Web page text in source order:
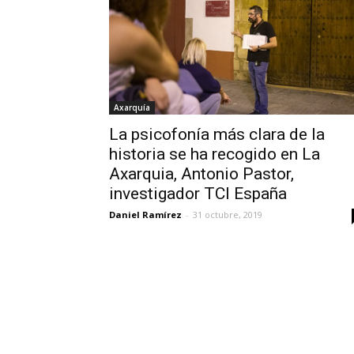
Axarquía
La psicofonía más clara de la
historia se ha recogido en La
Axarquia, Antonio Pastor,
investigador TCI España
Daniel Ramírez - 31 octubre, 2019